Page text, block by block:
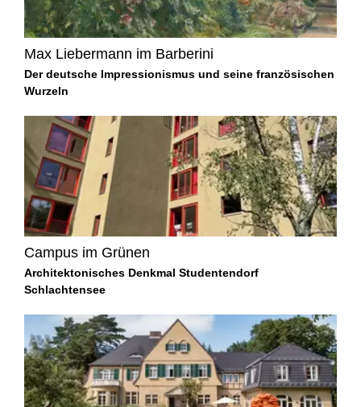
Max Liebermann im Barberini
Der deutsche Impressionismus und seine französischen
Wurzeln
Campus im Grünen
Architektonisches Denkmal Studentendorf
Schlachtensee